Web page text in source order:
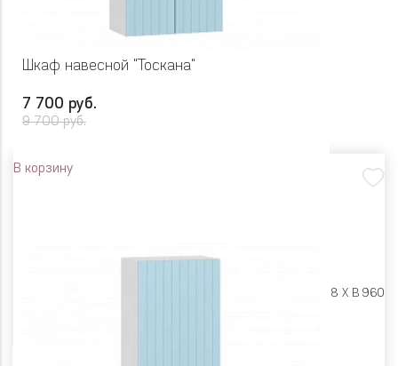
Шкаф навесной "Тоскана"
7 700 руб.
9 700 руб.
В корзину
Ш 600 X Г 318 X В 960